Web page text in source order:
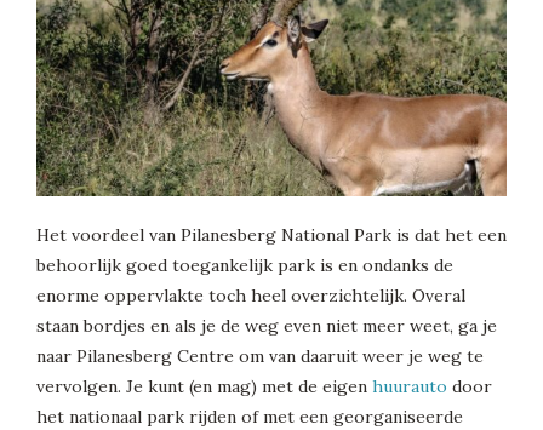
Het voordeel van Pilanesberg National Park is dat het een
behoorlijk goed toegankelijk park is en ondanks de
enorme oppervlakte toch heel overzichtelijk. Overal
staan bordjes en als je de weg even niet meer weet, ga je
naar Pilanesberg Centre om van daaruit weer je weg te
vervolgen. Je kunt (en mag) met de eigen huurauto door
het nationaal park rijden of met een georganiseerde